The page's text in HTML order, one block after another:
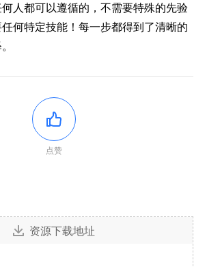
人都可以遵循的，不需要特殊的先验
何特定技能！每一步都得到了清晰的
点赞
资源下载地址